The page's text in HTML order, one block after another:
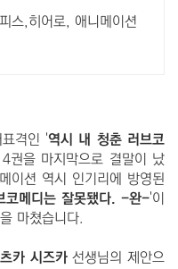
스,히어로, 애니메이션
격인 '역시 내 청춘 러브코
을 마지막으로 결말이 났
이션 역시 인기리에 방영된
코메디는 잘못됐다. -완-'이
마쳤습니다.
카 시즈카선생님의 제안으